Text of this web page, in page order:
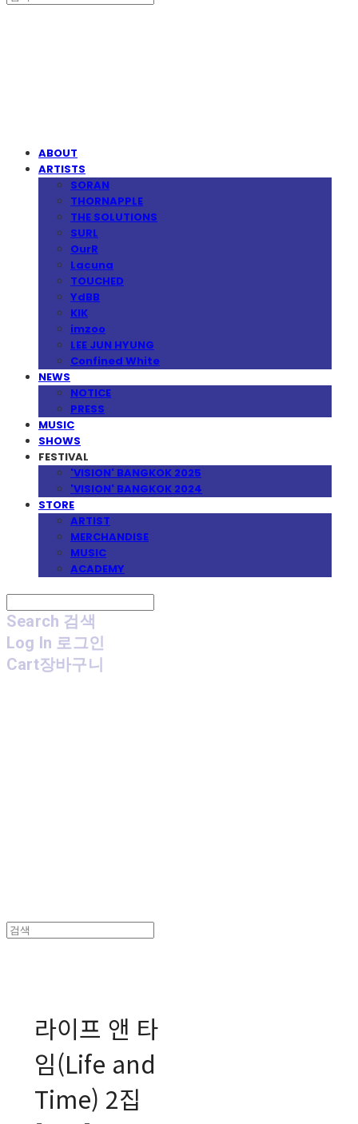
ABOUT
ARTISTS
SORAN
THORNAPPLE
THE SOLUTIONS
SURL
OurR
Lacuna
TOUCHED
YdBB
KIK
imzoo
LEE JUN HYUNG
Confined White
NEWS
NOTICE
PRESS
MUSIC
SHOWS
FESTIVAL
'VISION' BANGKOK 2025
'VISION' BANGKOK 2024
STORE
ARTIST
MERCHANDISE
MUSIC
ACADEMY
Search 검색
Log In 로그인
Cart장바구니
라이프 앤 타
임(Life and
Time) 2집